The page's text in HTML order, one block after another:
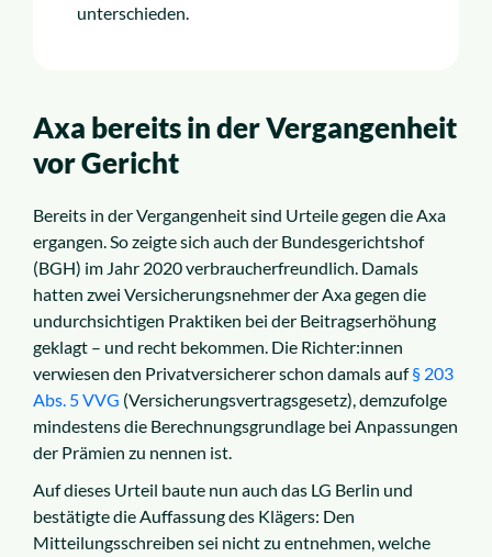
unterschieden.
Axa bereits in der Vergangenheit
vor Gericht
Bereits in der Vergangenheit sind Urteile gegen die Axa
ergangen. So zeigte sich auch der Bundesgerichtshof
(BGH) im Jahr 2020 verbraucherfreundlich. Damals
hatten zwei Versicherungsnehmer der Axa gegen die
undurchsichtigen Praktiken bei der Beitragserhöhung
geklagt – und recht bekommen. Die Richter:innen
verwiesen den Privatversicherer schon damals auf§ 203
Abs. 5 VVG (Versicherungsvertragsgesetz), demzufolge
mindestens die Berechnungsgrundlage bei Anpassungen
der Prämien zu nennen ist.
Auf dieses Urteil baute nun auch das LG Berlin und
bestätigte die Auffassung des Klägers: Den
Mitteilungsschreiben sei nicht zu entnehmen, welche